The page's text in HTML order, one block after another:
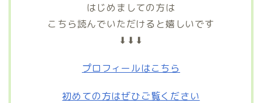
はじめましての方は
こちら読んでいただけると嬉しいです
⬇⬇⬇
プロフィールはこちら
初めての方はぜひご覧ください